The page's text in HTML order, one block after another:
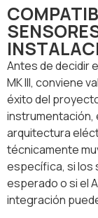
Antes de decidir
MK III, conviene
éxito del
instrumentación,
arquitectura
técnicamente
específica, si los
esperado o si el
integración